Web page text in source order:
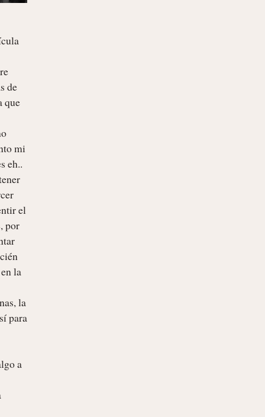
de
que
mi
eh..
el
por
la
la
para
a